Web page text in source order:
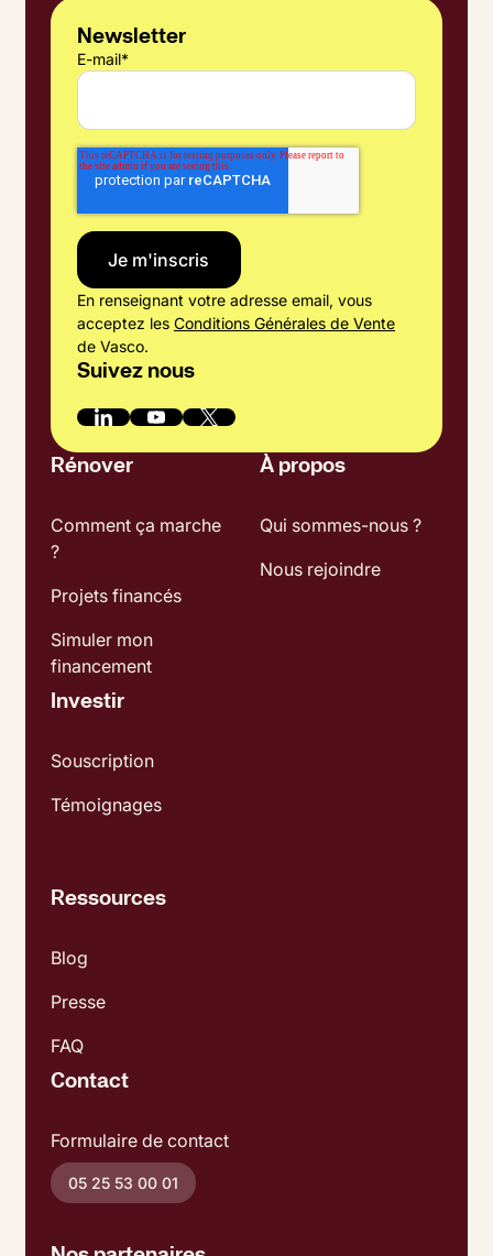
Newsletter
E-mail*
En renseignant votre adresse email, vous
acceptez les Conditions Générales de Vente
de Vasco.
Suivez nous
Rénover
Comment ça marche
?
Projets financés
Simuler mon
financement
Investir
Souscription
Témoignages
À propos
Qui sommes-nous ?
Nous rejoindre
Ressources
Blog
Presse
FAQ
Contact
Formulaire de contact
05 25 53 00 01